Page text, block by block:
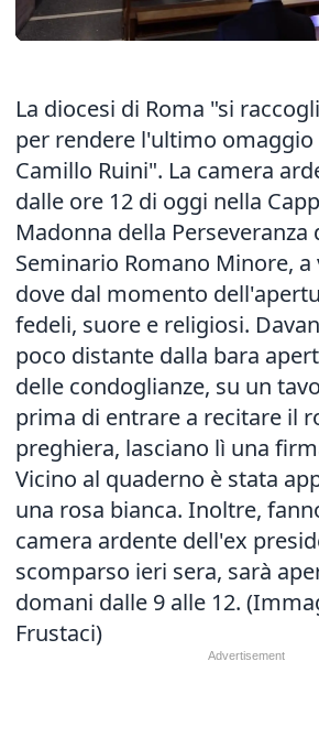
La diocesi di Roma "si
per rendere l'ultimo omaggio
Camillo Ruini". La camera
dalle ore 12 di oggi nella
Madonna della Perseveranza
Seminario Romano Minore, a
dove dal momento
fedeli, suore e religiosi.
poco distante dalla bara
delle condoglianze, su un
prima di entrare a recitare il
preghiera, lasciano lì una
Vicino al quaderno è stata
una rosa bianca. Inoltre,
camera ardente dell'ex
scomparso ieri sera, sarà
domani dalle 9 alle 12.
Frustaci)